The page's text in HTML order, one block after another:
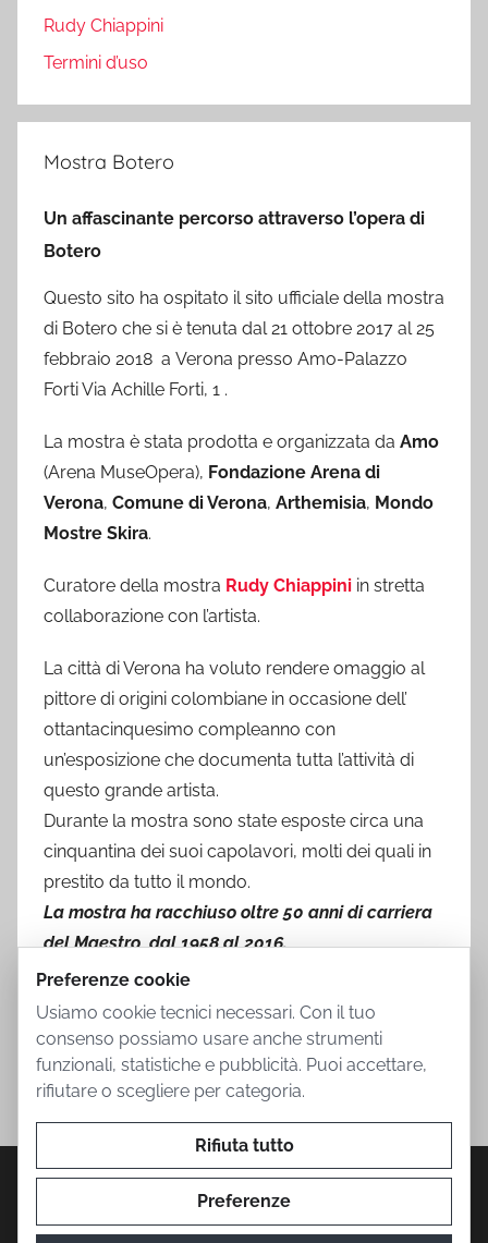
Rudy Chiappini
Termini d’uso
Mostra Botero
Un affascinante percorso attraverso l’opera di
Botero
Questo sito ha ospitato il sito ufficiale della mostra
di Botero che si è tenuta dal 21 ottobre 2017 al 25
febbraio 2018 a Verona presso Amo-Palazzo
Forti Via Achille Forti, 1 .
La mostra è stata prodotta e organizzata da Amo
(Arena MuseOpera), Fondazione Arena di
Verona, Comune di Verona, Arthemisia, Mondo
Mostre Skira.
Curatore della mostra Rudy Chiappini in stretta
collaborazione con l’artista.
La città di Verona ha voluto rendere omaggio al
pittore di origini colombiane in occasione dell’
ottantacinquesimo compleanno con
un’esposizione che documenta tutta l’attività di
questo grande artista.
Durante la mostra sono state esposte circa una
cinquantina dei suoi capolavori, molti dei quali in
prestito da tutto il mondo.
La mostra ha racchiuso oltre 50 anni di carriera
del Maestro, dal 1958 al 2016.
Informazioni societarie
Preferenze cookie
Usiamo cookie tecnici necessari. Con il tuo
consenso possiamo usare anche strumenti
funzionali, statistiche e pubblicità. Puoi accettare,
rifiutare o scegliere per categoria.
Rifiuta tutto
Preferenze